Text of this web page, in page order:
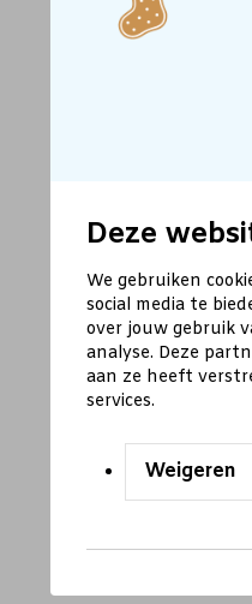
Deze
We gebruiken
social media te
over jouw gebruik
analyse. Deze
aan ze heeft
services.
Weigeren